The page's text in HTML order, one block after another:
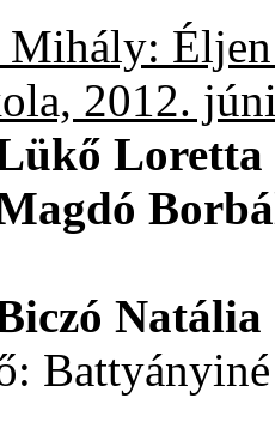
Mihály:
2012.
Loretta
Natália